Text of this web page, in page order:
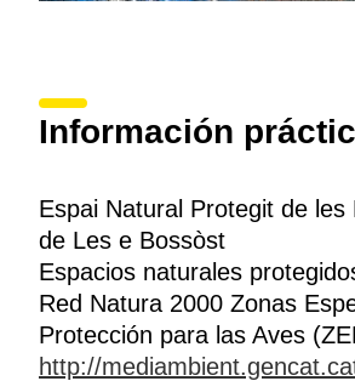
Información
Espai Natural Protegit de les
de Les e Bossòst
Espacios naturales
Red Natura 2000 Zonas
Protección para las Aves
http://